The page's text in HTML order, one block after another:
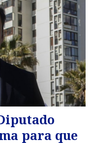
para que